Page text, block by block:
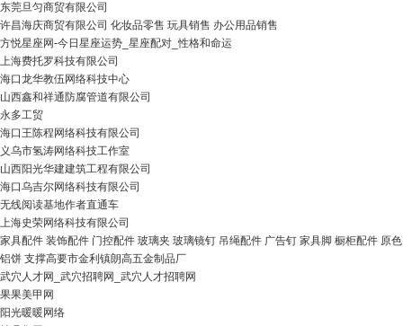
东莞旦匀商贸有限公司
许昌海庆商贸有限公司 化妆品零售 玩具销售 办公用品销售
方悦星座网-今日星座运势_星座配对_性格和命运
上海费托罗科技有限公司
海口龙华教伍网络科技中心
山西鑫和祥通防腐管道有限公司
永多工贸
海口王陈程网络科技有限公司
义乌市氢涛网络科技工作室
山西阳光华建建筑工程有限公司
海口乌吉尔网络科技有限公司
无线阅读基地作者直通车
上海史荣网络科技有限公司
家具配件 装饰配件 门控配件 玻璃夹 玻璃镜钉 吊绳配件 广告钉 家具脚 橱柜配件 原色
铝饼 支撑高要市金利镇朗高五金制品厂
武穴人才网_武穴招聘网_武穴人才招聘网
果果美甲网
阳光暖暖网络